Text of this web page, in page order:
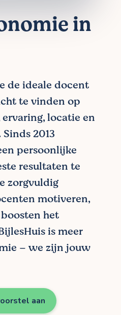
in
de ideale docent
te vinden op
locatie en
2013
persoonlijke
resultaten te
zorgvuldig
motiveren,
het
is meer
– we zijn jouw
aan